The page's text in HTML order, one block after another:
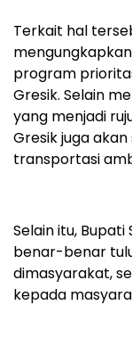
Terkait hal
program
Gresik. Selain
yang menjadi
Gresik juga
transportasi
Selain itu,
benar-benar
dimasyarakat,
kepada